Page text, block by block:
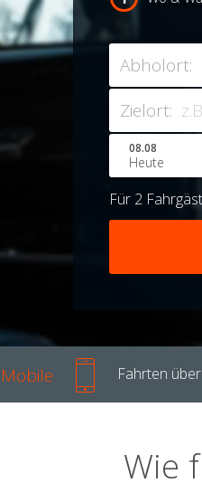
Abholort:
Zielort:
08.08
Heute
Für 2
Fahrten
Wie